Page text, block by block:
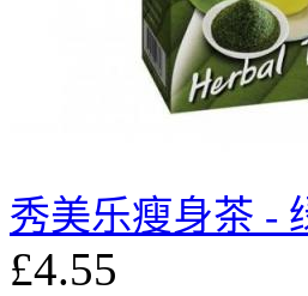
秀美乐瘦身茶 -
£4.55